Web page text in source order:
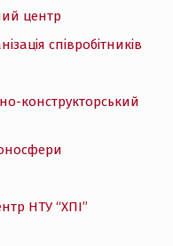
центр
співробітників
конструкторський
НТУ “ХПІ”